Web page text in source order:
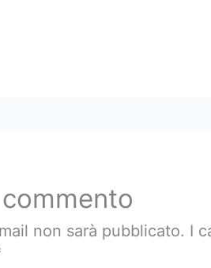
non sarà pubblicato. I